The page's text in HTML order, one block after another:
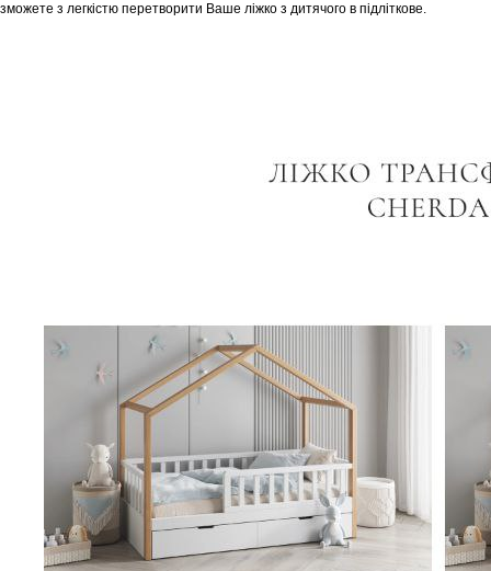
зможете з легкістю перетворити Ваше ліжко з дитячого в підліткове.